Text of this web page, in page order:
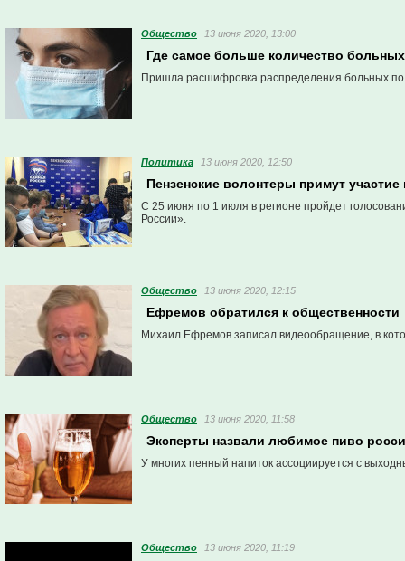
Общество 13 июня 2020, 13:00
Где самое больше количество
Пришла расшифровка распределения больных
Политика 13 июня 2020, 12:50
Пензенские волонтеры примут
С 25 июня по 1 июля в регионе пройдет
России».
Общество 13 июня 2020, 12:15
Ефремов обратился к общественности
Михаил Ефремов записал видеообращение, в
Общество 13 июня 2020, 11:58
Эксперты назвали любимое пиво
У многих пенный напиток ассоциируется с
Общество 13 июня 2020, 11:19